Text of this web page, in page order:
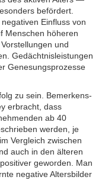
befördert.
Einfluss von
Menschen höheren
und
Gedächtnis­leistungen
Genesungs­prozesse
zu sein. Bemerkens­
erbracht, dass
ab 40
werden, je
Vergleich zwischen
auch in den älteren
geworden. Man
negative Altersbilder